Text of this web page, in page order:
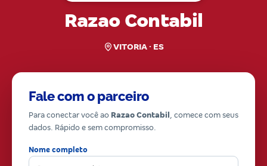
Razao Contabil
VITORIA · ES
Fale com o parceiro
Para conectar você ao Razao Contabil , comece com seus
dados. Rápido e sem compromisso.
Nome completo